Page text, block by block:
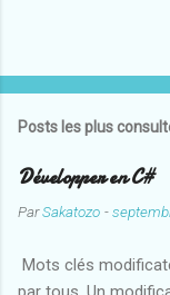
Posts les plus
Développer en C#
ParSakatozo -
Mots clés